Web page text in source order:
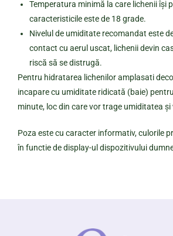
Temperatura minimă la care lichenii își
caracteristicile este de 18 grade.
Nivelul de umiditate recomandat este
contact cu aerul uscat, lichenii devin
riscă să se distrugă.
Pentru hidratarea lichenilor amplasati
incapare cu umiditate ridicată (baie)
minute, loc din care vor trage umiditatea
Poza este cu caracter informativ, culorile
în functie de display-ul dispozitivului